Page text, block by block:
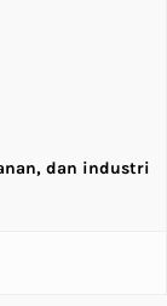
dan industri